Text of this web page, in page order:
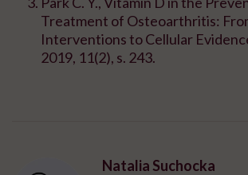
Treatment of Osteoarthritis:
Interventions to Cellular
2019, 11(2), s. 243.
Natalia Suchocka